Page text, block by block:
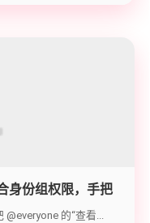
身份组权限，手把
的“查看...